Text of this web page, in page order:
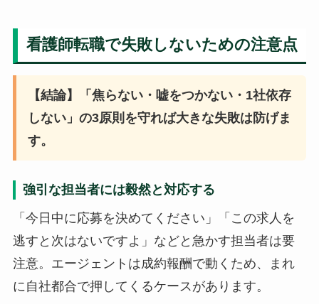
看護師転職で失敗しないための注意点
【結論】「焦らない・嘘をつかない・1社依存
しない」の3原則を守れば大きな失敗は防げま
す。
強引な担当者には毅然と対応する
「今日中に応募を決めてください」「この求人を
逃すと次はないですよ」などと急かす担当者は要
注意。エージェントは成約報酬で動くため、まれ
に自社都合で押してくるケースがあります。